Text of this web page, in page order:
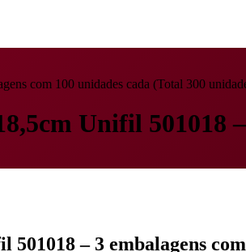
com 100 unidades cada (Total 300
Unifil 501018
– 3 embalagens